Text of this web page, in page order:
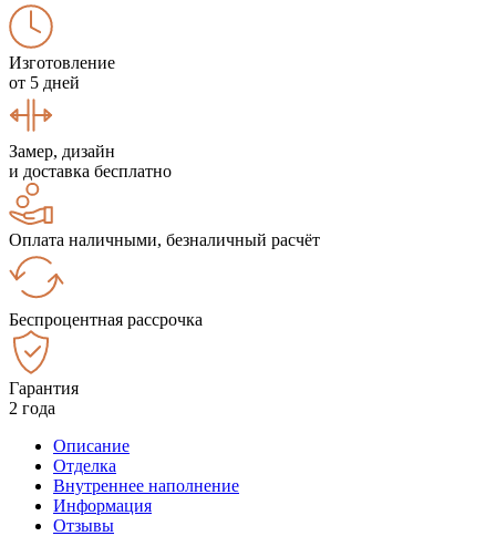
Изготовление
от 5 дней
Замер, дизайн
и доставка бесплатно
Оплата наличными, безналичный расчёт
Беспроцентная рассрочка
Гарантия
2 года
Описание
Отделка
Внутреннее наполнение
Информация
Отзывы